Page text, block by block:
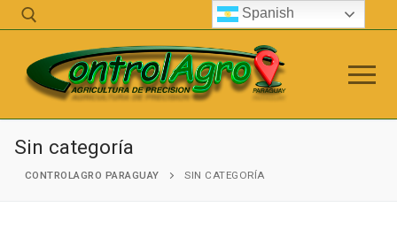
al
contenido
Buscar:
Sin categoría
CONTROLAGRO PARAGUAY SIN CATEGORÍA
Spanish